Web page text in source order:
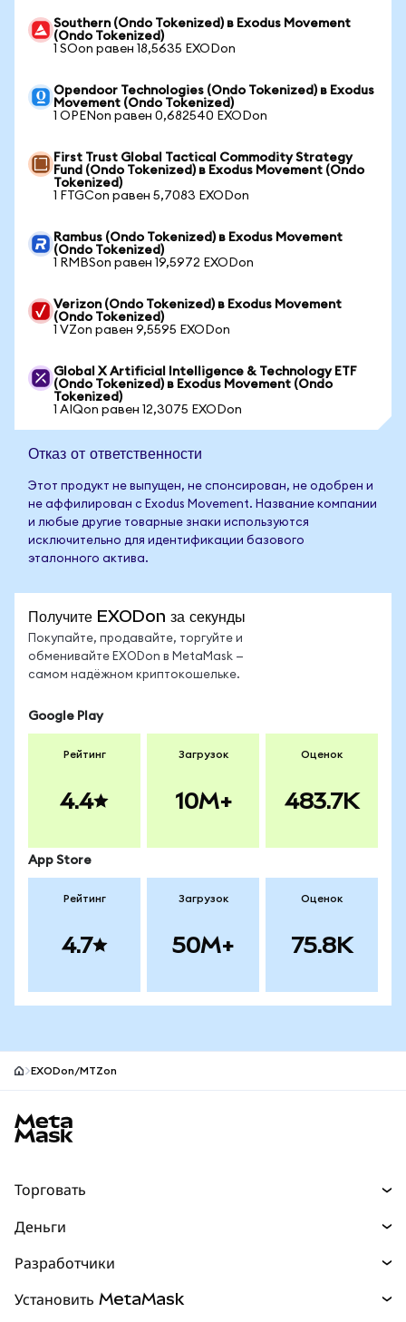
Southern (Ondo Tokenized) в Exodus Movement
(Ondo Tokenized)
1 SOon равен 18,5635 EXODon
Opendoor Technologies (Ondo Tokenized) в Exodus
Movement (Ondo Tokenized)
1 OPENon равен 0,682540 EXODon
First Trust Global Tactical Commodity Strategy
Fund (Ondo Tokenized) в Exodus Movement (Ondo
Tokenized)
1 FTGCon равен 5,7083 EXODon
Rambus (Ondo Tokenized) в Exodus Movement
(Ondo Tokenized)
1 RMBSon равен 19,5972 EXODon
Verizon (Ondo Tokenized) в Exodus Movement
(Ondo Tokenized)
1 VZon равен 9,5595 EXODon
Global X Artificial Intelligence & Technology ETF
(Ondo Tokenized) в Exodus Movement (Ondo
Tokenized)
1 AIQon равен 12,3075 EXODon
Отказ от ответственности
Этот продукт не выпущен, не спонсирован, не одобрен и
не аффилирован с Exodus Movement. Название компании
и любые другие товарные знаки используются
исключительно для идентификации базового
эталонного актива.
Получите EXODon за секунды
Покупайте, продавайте, торгуйте и
обменивайте EXODon в MetaMask —
самом надёжном криптокошельке.
Google Play
Рейтинг
4.4
Загрузок
10M+
Оценок
483.7K
App Store
Рейтинг
4.7
Загрузок
50M+
Оценок
75.8K
EXODon/MTZon
Торговать
Прогнозы
Перпы НОВИНКА
Деньги
mUSD
Разработчики
Установить MetaMask